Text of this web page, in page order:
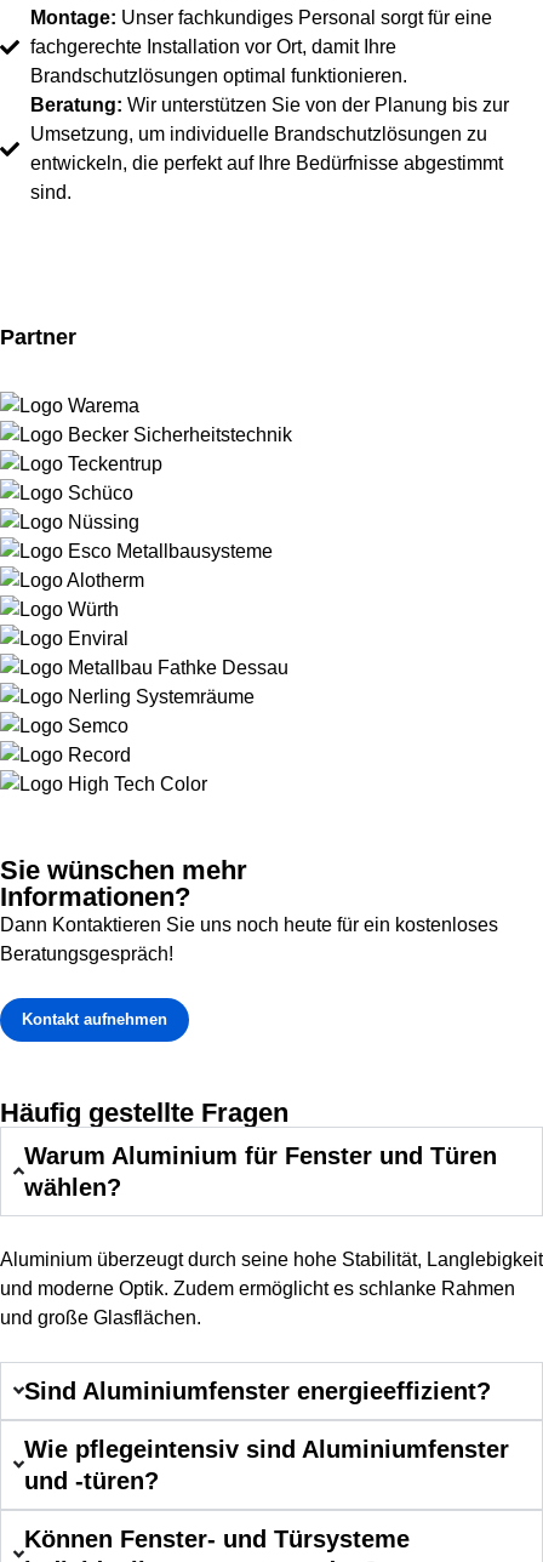
Montage: Unser fachkundiges Personal sorgt für eine
fachgerechte Installation vor Ort, damit Ihre
Brandschutzlösungen optimal funktionieren.
Beratung: Wir unterstützen Sie von der Planung bis zur
Umsetzung, um individuelle Brandschutzlösungen zu
entwickeln, die perfekt auf Ihre Bedürfnisse abgestimmt
sind.
Partner
Sie wünschen mehr
Informationen?
Dann Kontaktieren Sie uns noch heute für ein kostenloses
Beratungsgespräch!
Kontakt aufnehmen
Häufig gestellte Fragen
Warum Aluminium für Fenster und Türen
wählen?
Aluminium überzeugt durch seine hohe Stabilität, Langlebigkeit
und moderne Optik. Zudem ermöglicht es schlanke Rahmen
und große Glasflächen.
Sind Aluminiumfenster energieeffizient?
Wie pflegeintensiv sind Aluminiumfenster
und -türen?
Können Fenster- und Türsysteme